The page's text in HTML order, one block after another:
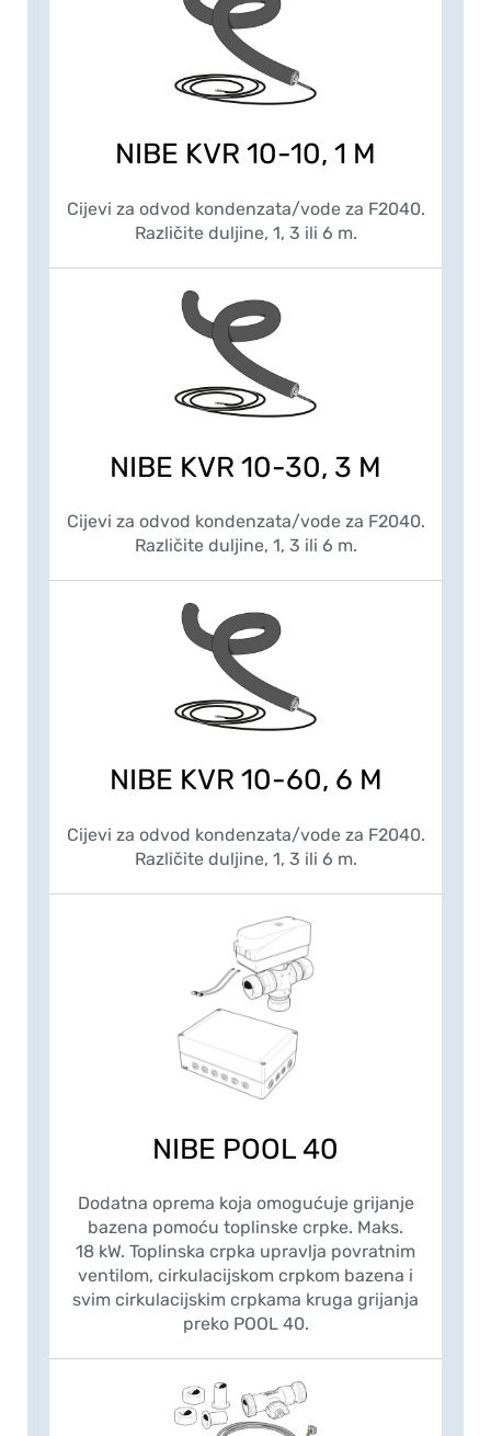
NIBE KVR 10-10, 1 M
Cijevi za odvod kondenzata/vode za F2040.
Različite duljine, 1, 3 ili 6 m.
NIBE KVR 10-30, 3 M
Cijevi za odvod kondenzata/vode za F2040.
Različite duljine, 1, 3 ili 6 m.
NIBE KVR 10-60, 6 M
Cijevi za odvod kondenzata/vode za F2040.
Različite duljine, 1, 3 ili 6 m.
NIBE POOL 40
Dodatna oprema koja omogućuje grijanje
bazena pomoću toplinske crpke. Maks.
18 kW. Toplinska crpka upravlja povratnim
ventilom, cirkulacijskom crpkom bazena i
svim cirkulacijskim crpkama kruga grijanja
preko POOL 40.